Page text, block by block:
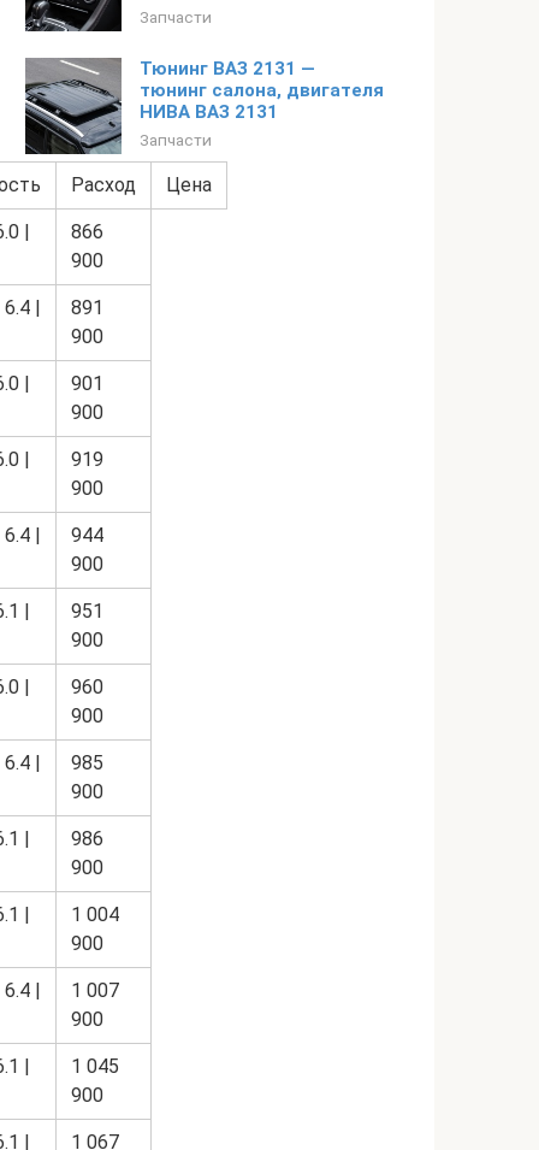
Расход Цена
|
866
900
|
891
900
|
901
900
|
919
900
|
944
900
|
951
900
|
960
900
|
985
900
|
986
900
|
1 004
900
|
1 007
900
|
1 045
900
| 1 067
Запчасти
Тюнинг ВАЗ 2131 —
тюнинг салона, двигателя
НИВА ВАЗ 2131
Запчасти